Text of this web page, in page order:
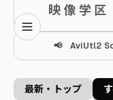
映 像 学 区
📢 AviUtl2
最新・トップ